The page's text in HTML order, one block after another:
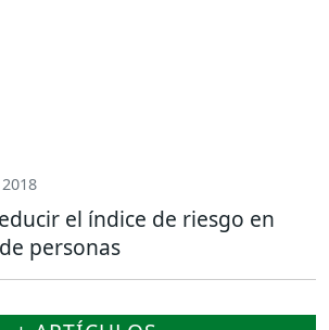
el índice de riesgo en
personas